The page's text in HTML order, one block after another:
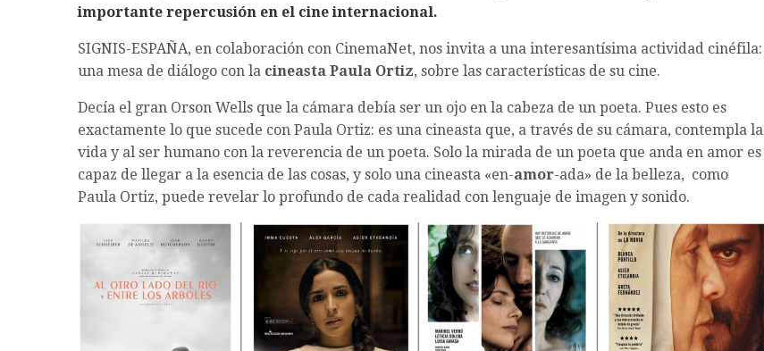
importante repercusión en el cine internacional.
SIGNIS-ESPAÑA, en colaboración con CinemaNet, nos invita a una interesantísima actividad cinéfila:
una mesa de diálogo con la cineasta Paula Ortiz, sobre las características de su cine.
Decía el gran Orson Wells que la cámara debía ser un ojo en la cabeza de un poeta. Pues esto es
exactamente lo que sucede con Paula Ortiz: es una cineasta que, a través de su cámara, contempla la
vida y al ser humano con la reverencia de un poeta. Solo la mirada de un poeta que anda en amor es
capaz de llegar a la esencia de las cosas, y solo una cineasta «en-amor-ada» de la belleza, como
Paula Ortiz, puede revelar lo profundo de cada realidad con lenguaje de imagen y sonido.